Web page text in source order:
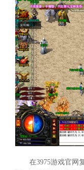
在3975游戏官网